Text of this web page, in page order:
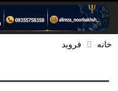
خانه فروید